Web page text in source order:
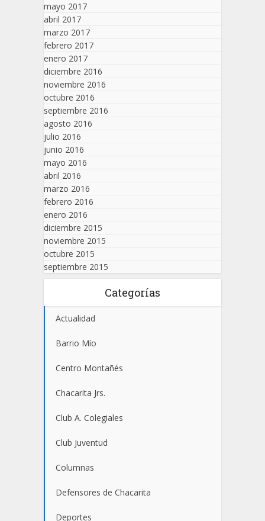
mayo 2017
abril 2017
marzo 2017
febrero 2017
enero 2017
diciembre 2016
noviembre 2016
octubre 2016
septiembre 2016
agosto 2016
julio 2016
junio 2016
mayo 2016
abril 2016
marzo 2016
febrero 2016
enero 2016
diciembre 2015
noviembre 2015
octubre 2015
septiembre 2015
Categorías
Actualidad
Barrio Mío
Centro Montañés
Chacarita Jrs.
Club A. Colegiales
Club Juventud
Columnas
Defensores de Chacarita
Deportes